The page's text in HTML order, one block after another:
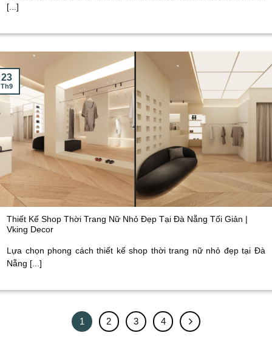
[...]
Thiết Kế Shop Thời Trang Nữ Nhỏ Đẹp Tại Đà Nẵng Tối Giản |
Vking Decor
Lựa chọn phong cách thiết kế shop thời trang nữ nhỏ đẹp tại Đà
Nẵng [...]
23
Th9
1 2 3 4